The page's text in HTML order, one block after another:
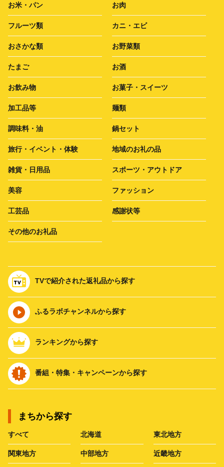
お米・パン お肉
フルーツ類 カニ・エビ
おさかな類 お野菜類
たまご お酒
お飲み物 お菓子・スイーツ
加工品等 麺類
調味料・油 鍋セット
旅行・イベント・体験 地域のお礼の品
雑貨・日用品 スポーツ・アウトドア
美容 ファッション
工芸品 感謝状等
その他のお礼品
TVで紹介された返礼品から探す
ふるラボチャンネルから探す
ランキングから探す
番組・特集・キャンペーンから探す
まちから探す
すべて 北海道 東北地方
関東地方 中部地方 近畿地方